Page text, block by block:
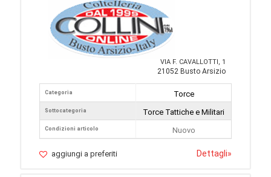
VIA F. CAVALLOTTI, 1
21052 Busto Arsizio
Categoria
Sottocategoria
Condizioni articolo
Torce
Torce Tattiche e Militari
Nuovo
aggiungi a preferiti Dettagli»